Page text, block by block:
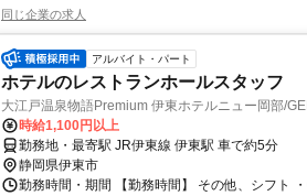
同じ企業の求人
アルバイト・パート
ホテルのレストランホールスタッフ
大江戸温泉物語Premium 伊東ホテルニュー岡部/
時給1,100円以上
勤務地・最寄駅 JR伊東線 伊東駅 車で約5分
静岡県伊東市
勤務時間・期間 【勤務時間】 その他、シフト